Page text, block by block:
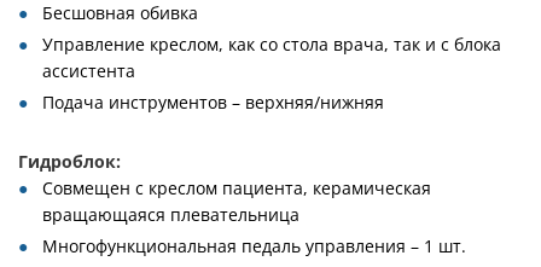
Бесшовная обивка
Управление креслом, как со стола врача, так и с блока
ассистента
Подача инструментов – верхняя/нижняя
Гидроблок:
Совмещен с креслом пациента, керамическая
вращающаяся плевательница
Многофункциональная педаль управления – 1 шт.